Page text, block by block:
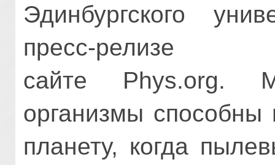
Эдинбургского
пресс-
сайте Phys.org.
организмы способны
планету, когда